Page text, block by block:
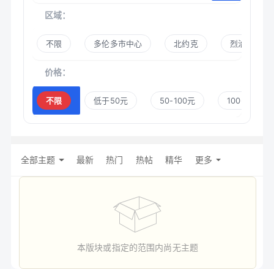
区域：
不限 多伦多市中心 北约克 烈治文山
价格：
不限 低于50元 50-100元 100-300元
全部主题 最新 热门 热帖 精华 更多
本版块或指定的范围内尚无主题